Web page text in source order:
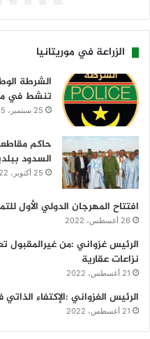
الزراعة في موريتانيا
الشرطة
تنشط في
25 سبتمبر، 2025
حاكم
السدود
25 أكتوبر، 2022
افتتاح المهرجان الدولي الأول للتمور
26 أغسطس، 2022
الرئيس غزواني :من غيرالمقبول
نزاعات عقارية
21 أغسطس، 2022
الرئيس الغزواني :الإكتفاء
21 أغسطس، 2022